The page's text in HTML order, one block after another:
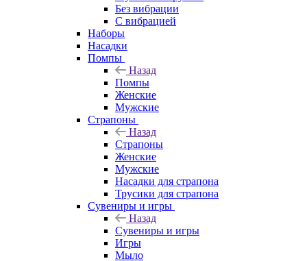
Без вибрации
С вибрацией
Наборы
Насадки
Помпы
Назад
Помпы
Женские
Мужские
Страпоны
Назад
Страпоны
Женские
Мужские
Насадки для страпона
Трусики для страпона
Сувениры и игры
Назад
Сувениры и игры
Игры
Мыло